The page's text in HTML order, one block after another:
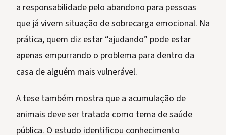
a responsabilidade pelo abandono para pessoas
que já vivem situação de sobrecarga emocional. Na
prática, quem diz estar “ajudando” pode estar
apenas empurrando o problema para dentro da
casa de alguém mais vulnerável.
A tese também mostra que a acumulação de
animais deve ser tratada como tema de saúde
pública. O estudo identificou conhecimento